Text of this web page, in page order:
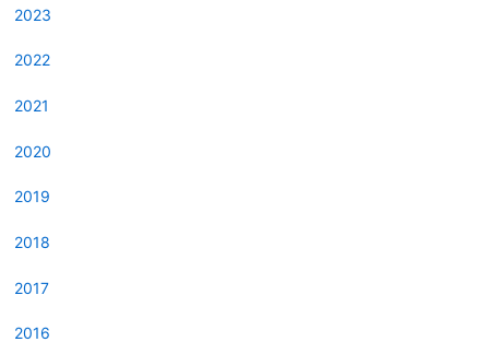
2023
2022
2021
2020
2019
2018
2017
2016